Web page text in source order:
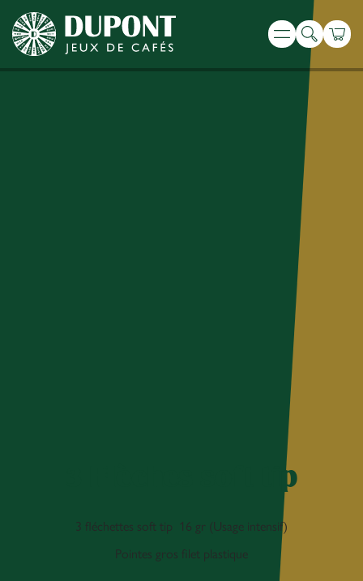
Menu
Recherche
3 Flèches soft tip
3 fléchettes soft tip 16 gr (Usage intensif)
Pointes gros filet plastique